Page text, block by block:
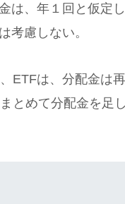
は、年１回と仮定
考慮しない。
ETFは、分配金は
とめて分配金を足